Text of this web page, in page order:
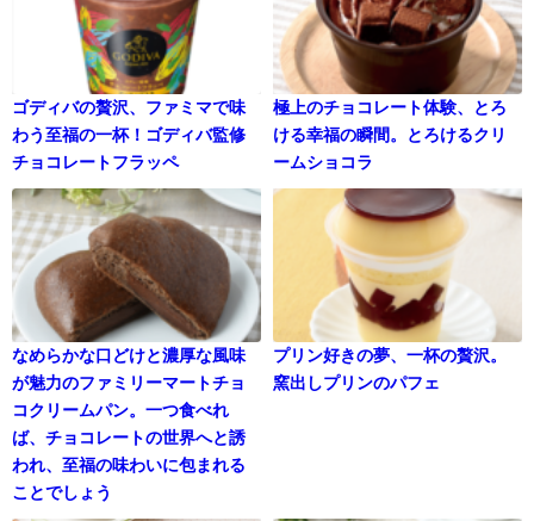
ゴディバの贅沢、ファミマで味
わう至福の一杯！ゴディバ監修
チョコレートフラッペ
極上のチョコレート体験、とろ
ける幸福の瞬間。とろけるクリ
ームショコラ
なめらかな口どけと濃厚な風味
が魅力のファミリーマートチョ
コクリームパン。一つ食べれ
ば、チョコレートの世界へと誘
われ、至福の味わいに包まれる
ことでしょう
プリン好きの夢、一杯の贅沢。
窯出しプリンのパフェ